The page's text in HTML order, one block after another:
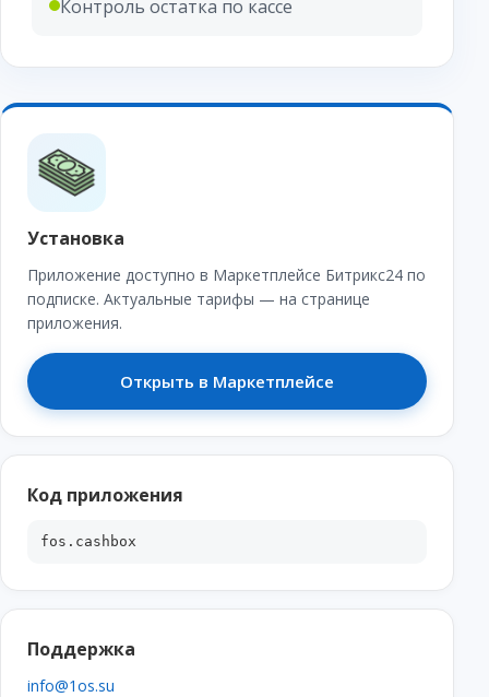
Контроль остатка по кассе
Установка
Приложение доступно в Маркетплейсе Битрикс24 по
подписке. Актуальные тарифы — на странице
приложения.
Открыть в Маркетплейсе
Код приложения
fos.cashbox
Поддержка
info@1os.su